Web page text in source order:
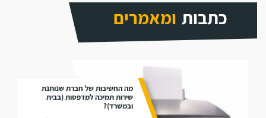
כתבות ומאמרים
מה החשיבות של חברת שנותנת
שירות תמיכה למדפסות (בבית
ובמשרד)?